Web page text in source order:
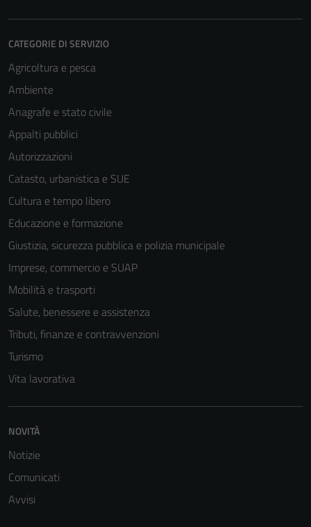
CATEGORIE DI SERVIZIO
Agricoltura e pesca
Ambiente
Anagrafe e stato civile
Appalti pubblici
Autorizzazioni
Catasto, urbanistica e SUE
Cultura e tempo libero
Educazione e formazione
Giustizia, sicurezza pubblica e polizia municipale
Imprese, commercio e SUAP
Mobilità e trasporti
Salute, benessere e assistenza
Tributi, finanze e contravvenzioni
Turismo
Vita lavorativa
NOVITÀ
Notizie
Comunicati
Avvisi
Questi cookie